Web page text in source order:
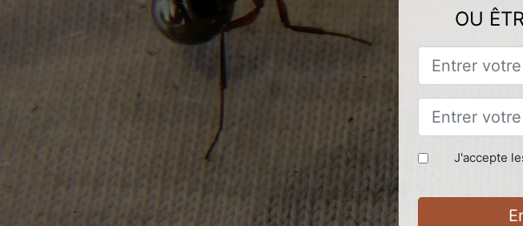
OU
J'accepte